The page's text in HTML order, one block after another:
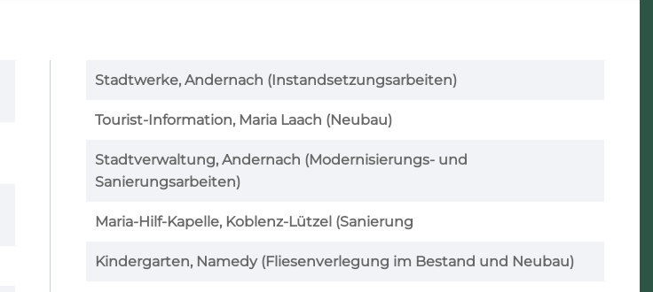
Stadtwerke, Andernach (Instandsetzungsarbeiten)
Tourist-Information, Maria Laach (Neubau)
Stadtverwaltung, Andernach (Modernisierungs- und
Sanierungsarbeiten)
Maria-Hilf-Kapelle, Koblenz-Lützel (Sanierung
Kindergarten, Namedy (Fliesenverlegung im Bestand und Neubau)